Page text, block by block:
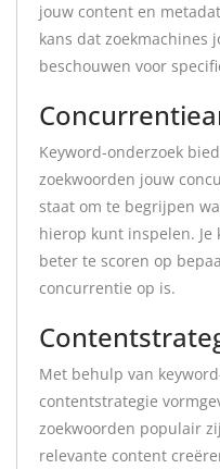
jouw content en
kans dat zoekmachines
beschouwen voor
Keyword-onderzoek
zoekwoorden jouw
staat om te begrijpen
hierop kunt inspelen. Je
beter te scoren op
concurrentie op is.
Met behulp van
contentstrategie
zoekwoorden populair
relevante content